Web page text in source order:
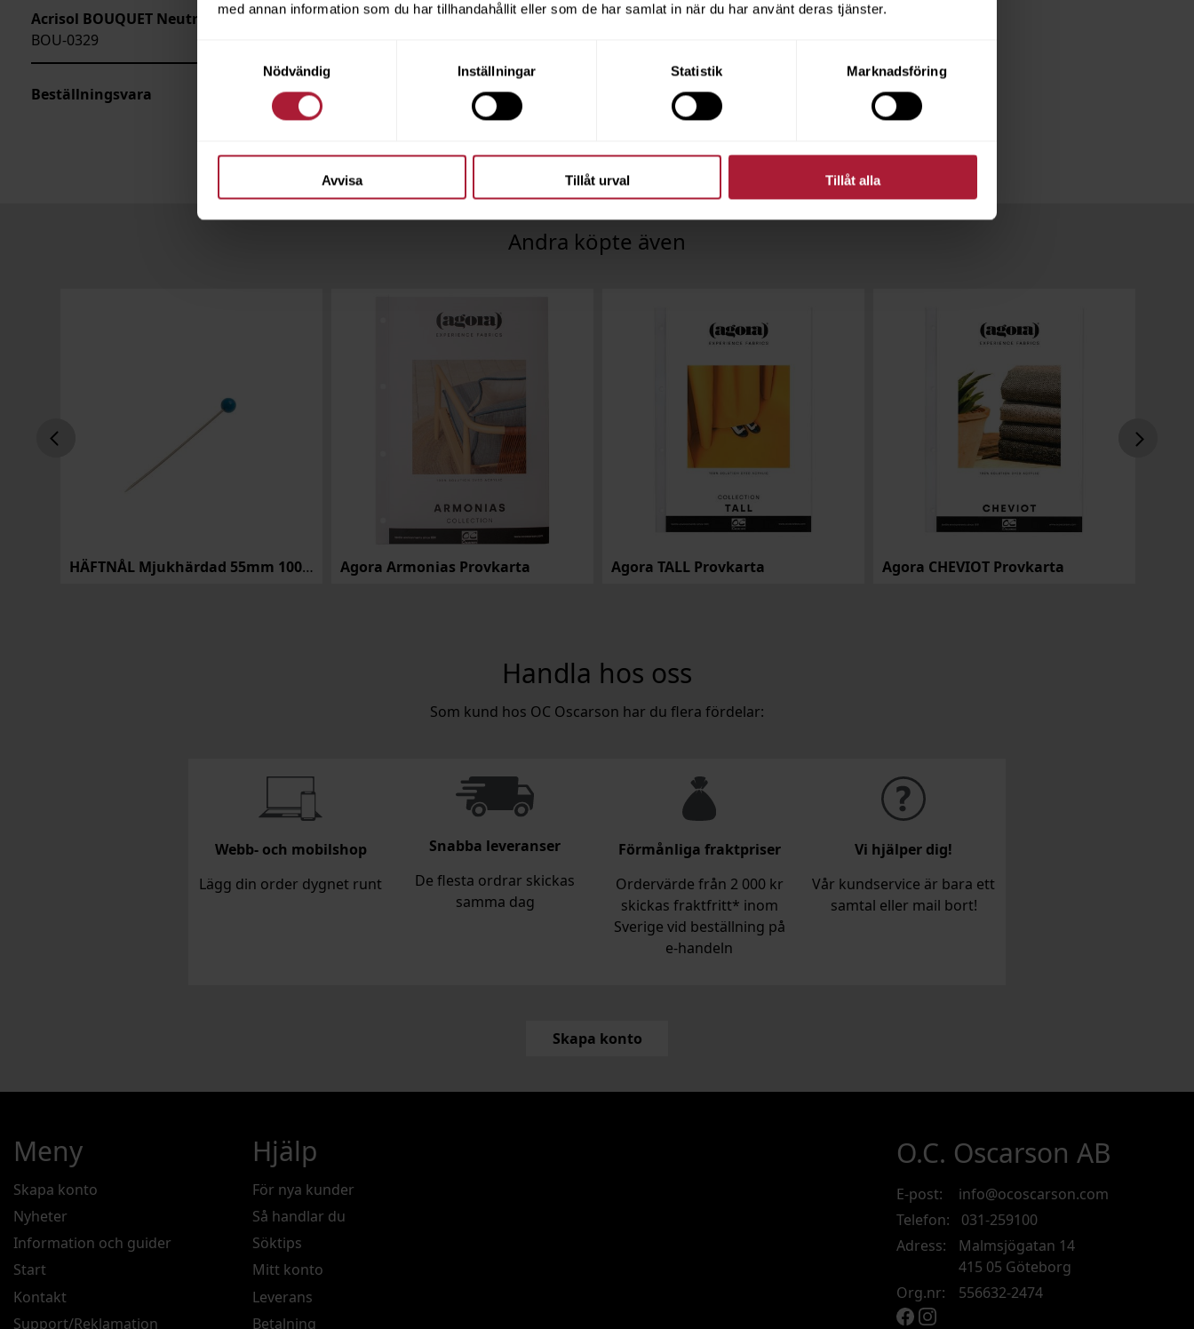
med annan information som du har tillhandahållit eller som de har samlat in när du har använt deras tjänster.
Nödvändig
Inställningar Statistik Marknadsföring
Avvisa Tillåt urval Tillåt alla
Acrisol BOUQUET Neutrals
BOU-0329
Beställningsvara
Acrisol BOUQUET Indigo
HÄFTNÅL Mjukhärdad 55mm 100st Agora Armonias Provkarta Agora TALL Provkarta Agora CHEVIOT Provkarta
Handla hos oss
Som kund hos OC Oscarson har du flera fördelar:
Webb- och mobilshop
Lägg din order dygnet runt
Snabba leveranser
De flesta ordrar skickas
samma dag
Förmånliga fraktpriser
Ordervärde från 2 000 kr
skickas fraktfritt* inom
Sverige vid beställning på
e‑handeln
Vi hjälper dig!
Vår kundservice är bara ett
samtal eller mail bort!
Skapa konto
O.C. Oscarson AB
E-post:
info@ocoscarson.com
Telefon:
031-259100
Adress:
Malmsjögatan 14
415 05 Göteborg
Org.nr:
556632-2474
Meny
Skapa konto
Nyheter
Information och guider
Start
Kontakt
Support/Reklamation
Hjälp
För nya kunder
Så handlar du
Söktips
Mitt konto
Leverans
Betalning